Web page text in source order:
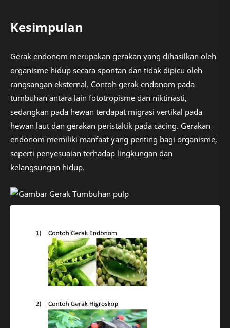
Kesimpulan
Gerak endonom merupakan gerakan yang dihasilkan oleh
organisme hidup secara spontan dan tidak dipicu oleh
rangsangan eksternal. Contoh gerak endonom pada
tumbuhan antara lain fototropisme dan niktinasti,
sedangkan pada hewan terdapat migrasi vertikal pada
hewan laut dan gerakan peristaltik pada cacing. Gerakan
endonom memiliki manfaat yang penting bagi organisme,
seperti penyesuaian terhadap lingkungan dan
kelangsungan hidup.